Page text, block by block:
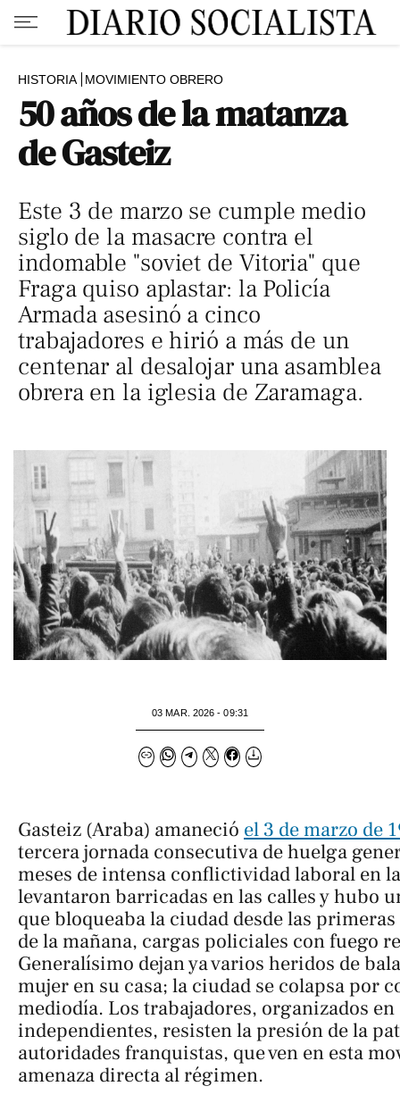
HISTORIA MOVIMIENTO OBRERO
50 años de la matanza
de Gasteiz
Este 3 de marzo se cumple medio
siglo de la masacre contra el
indomable "soviet de Vitoria" que
Fraga quiso aplastar: la Policía
Armada asesinó a cinco
trabajadores e hirió a más de un
centenar al desalojar una asamblea
obrera en la iglesia de Zaramaga.
03 MAR. 2026 - 09:31
Gasteiz (Araba) amaneció el 3 de marzo de
tercera jornada consecutiva de huelga
meses de intensa conflictividad laboral en
levantaron barricadas en las calles y hubo
que bloqueaba la ciudad desde las
de la mañana, cargas policiales con fuego
Generalísimo dejan ya varios heridos de
mujer en su casa; la ciudad se colapsa por
mediodía. Los trabajadores, organizados en
independientes, resisten la presión de la
autoridades franquistas, que ven en esta
amenaza directa al régimen.